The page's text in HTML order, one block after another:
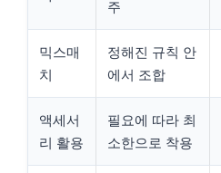
주
믹스매
치
정해진 규칙 안
에서 조합
액세서
리 활용
필요에 따라 최
소한으로 착용